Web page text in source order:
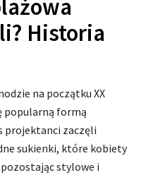
Historia
na początku XX
popularną formą
projektanci zaczęli
sukienki, które kobiety
pozostając stylowe i